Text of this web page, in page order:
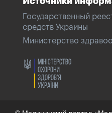
Государственный
средств Украины
Министерство